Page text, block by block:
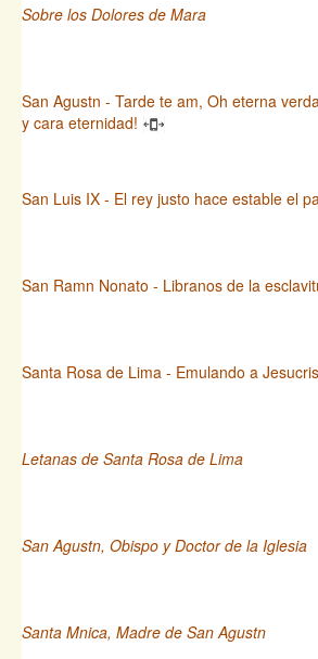
Sobre los Dolores de Mara
San Agustn - Tarde te am, Oh eterna
y cara eternidad!
San Luis IX - El rey justo hace estable el
San Ramn Nonato - Libranos de la
Santa Rosa de Lima - Emulando a
Letanas de Santa Rosa de Lima
San Agustn, Obispo y Doctor de la Iglesia
Santa Mnica, Madre de San Agustn